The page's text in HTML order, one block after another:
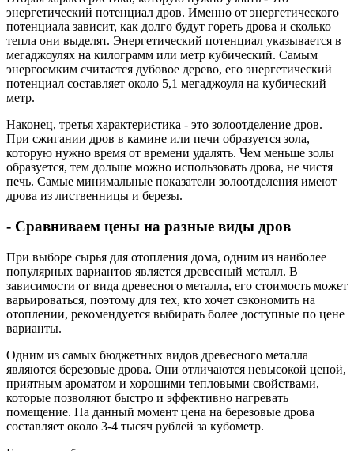
энергетический потенциал дров. Именно от энергетического
потенциала зависит, как долго будут гореть дрова и сколько
тепла они выделят. Энергетический потенциал указывается в
мегаджоулях на килограмм или метр кубический. Самым
энергоемким считается дубовое дерево, его энергетический
потенциал составляет около 5,1 мегаджоуля на кубический
метр.
Наконец, третья характеристика - это золоотделение дров.
При сжигании дров в камине или печи образуется зола,
которую нужно время от времени удалять. Чем меньше золы
образуется, тем дольше можно использовать дрова, не чистя
печь. Самые минимальные показатели золоотделения имеют
дрова из лиственницы и березы.
- Сравниваем цены на разные виды дров
При выборе сырья для отопления дома, одним из наиболее
популярных вариантов является древесный металл. В
зависимости от вида древесного металла, его стоимость может
варьироваться, поэтому для тех, кто хочет сэкономить на
отоплении, рекомендуется выбирать более доступные по цене
варианты.
Одним из самых бюджетных видов древесного металла
являются березовые дрова. Они отличаются невысокой ценой,
приятным ароматом и хорошими тепловыми свойствами,
которые позволяют быстро и эффективно нагревать
помещение. На данный момент цена на березовые дрова
составляет около 3-4 тысяч рублей за кубометр.